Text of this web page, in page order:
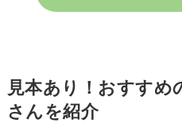
見本あり！おすすめ
さんを紹介